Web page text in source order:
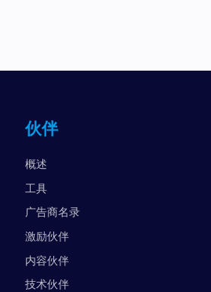
伙伴
概述
工具
广告商名录
激励伙伴
内容伙伴
技术伙伴